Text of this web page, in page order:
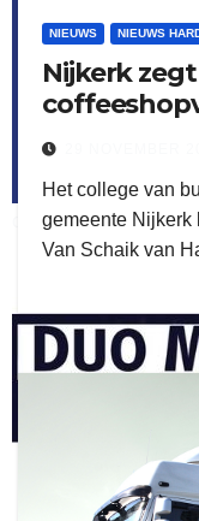
henkvandeberg
ook adverteren
NIEUWS NIEUWS
Nijkerk
Het college van
gemeente Nijkerk
Van Schaik van